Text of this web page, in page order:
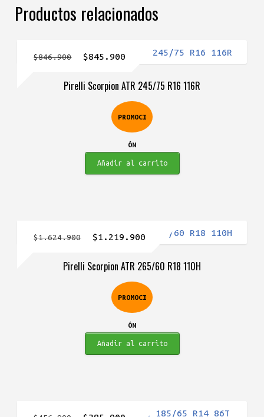
Productos relacionados
Pirelli Scorpion ATR 245/75 R16 116R
PROMOCI
ÓN
$846.900
El
original
$846.900.
$845.900
actual
es:
$845.900.
Añadir al carrito
Pirelli Scorpion ATR 265/60 R18 110H
PROMOCI
ÓN
$1.624.900
El
original
$1.624.900.
$1.219.900
actual
es:
$1.219.900.
Añadir al carrito